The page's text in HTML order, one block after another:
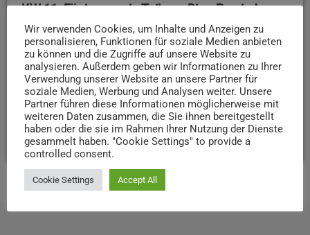
KW 11: Für immer ein Teil von Dir – Reminders
of Him
Als Kenna nach langer Zeit im Gefängnis nach Hause
zurückkehrt, will sie nur eines: eine zweite Chance. Doch
ihre Vergangenheit steht ihr überall im Weg… „Für immer
ein Teil von dir - Reminders Of Him“ startet heute im Kino.
Filmtesterin Dori weiß mehr:
today 12. MÄRZ 2026 39
Wir verwenden Cookies, um Inhalte und Anzeigen zu
personalisieren, Funktionen für soziale Medien anbieten
zu können und die Zugriffe auf unsere Website zu
analysieren. Außerdem geben wir Informationen zu Ihrer
Verwendung unserer Website an unsere Partner für
soziale Medien, Werbung und Analysen weiter. Unsere
Partner führen diese Informationen möglicherweise mit
weiteren Daten zusammen, die Sie ihnen bereitgestellt
haben oder die sie im Rahmen Ihrer Nutzung der Dienste
gesammelt haben. "Cookie Settings" to provide a
controlled consent.
Cookie Settings Accept All